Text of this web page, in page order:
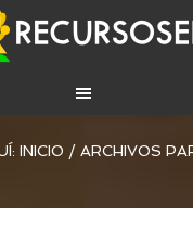
INICIO / ARCHIVOS